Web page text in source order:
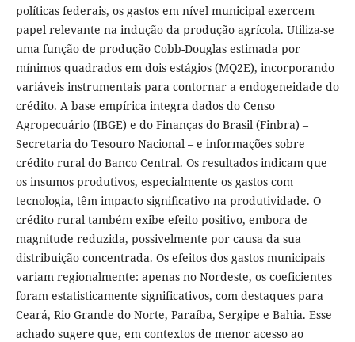
políticas federais, os gastos em nível municipal exercem
papel relevante na indução da produção agrícola. Utiliza-se
uma função de produção Cobb-Douglas estimada por
mínimos quadrados em dois estágios (MQ2E), incorporando
variáveis instrumentais para contornar a endogeneidade do
crédito. A base empírica integra dados do Censo
Agropecuário (IBGE) e do Finanças do Brasil (Finbra) –
Secretaria do Tesouro Nacional – e informações sobre
crédito rural do Banco Central. Os resultados indicam que
os insumos produtivos, especialmente os gastos com
tecnologia, têm impacto significativo na produtividade. O
crédito rural também exibe efeito positivo, embora de
magnitude reduzida, possivelmente por causa da sua
distribuição concentrada. Os efeitos dos gastos municipais
variam regionalmente: apenas no Nordeste, os coeficientes
foram estatisticamente significativos, com destaques para
Ceará, Rio Grande do Norte, Paraíba, Sergipe e Bahia. Esse
achado sugere que, em contextos de menor acesso ao